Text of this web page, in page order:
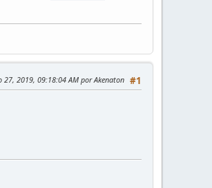
#1
27, 2019, 09:18:04 AM por Akenaton